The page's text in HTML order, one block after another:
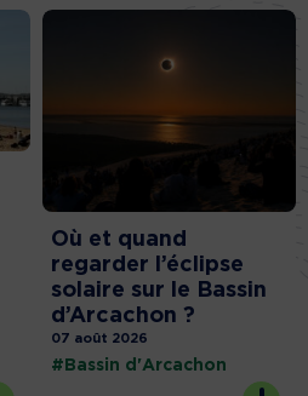
Où et quand
regarder l’éclipse
solaire sur le Bassin
d’Arcachon ?
07 août 2026
#Bassin d'Arcachon